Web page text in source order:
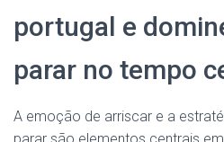
portugal e
parar no tempo
A emoção de arriscar e a